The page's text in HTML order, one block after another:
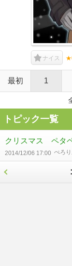
ナイス
最初 1
トピック一覧
クリスマス ペタ
2014/12/06 17:00 ぺろ